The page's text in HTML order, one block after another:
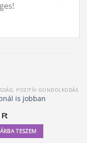
POZITÍV GONDOLKODÁS
is jobban
Ft
TESZEM